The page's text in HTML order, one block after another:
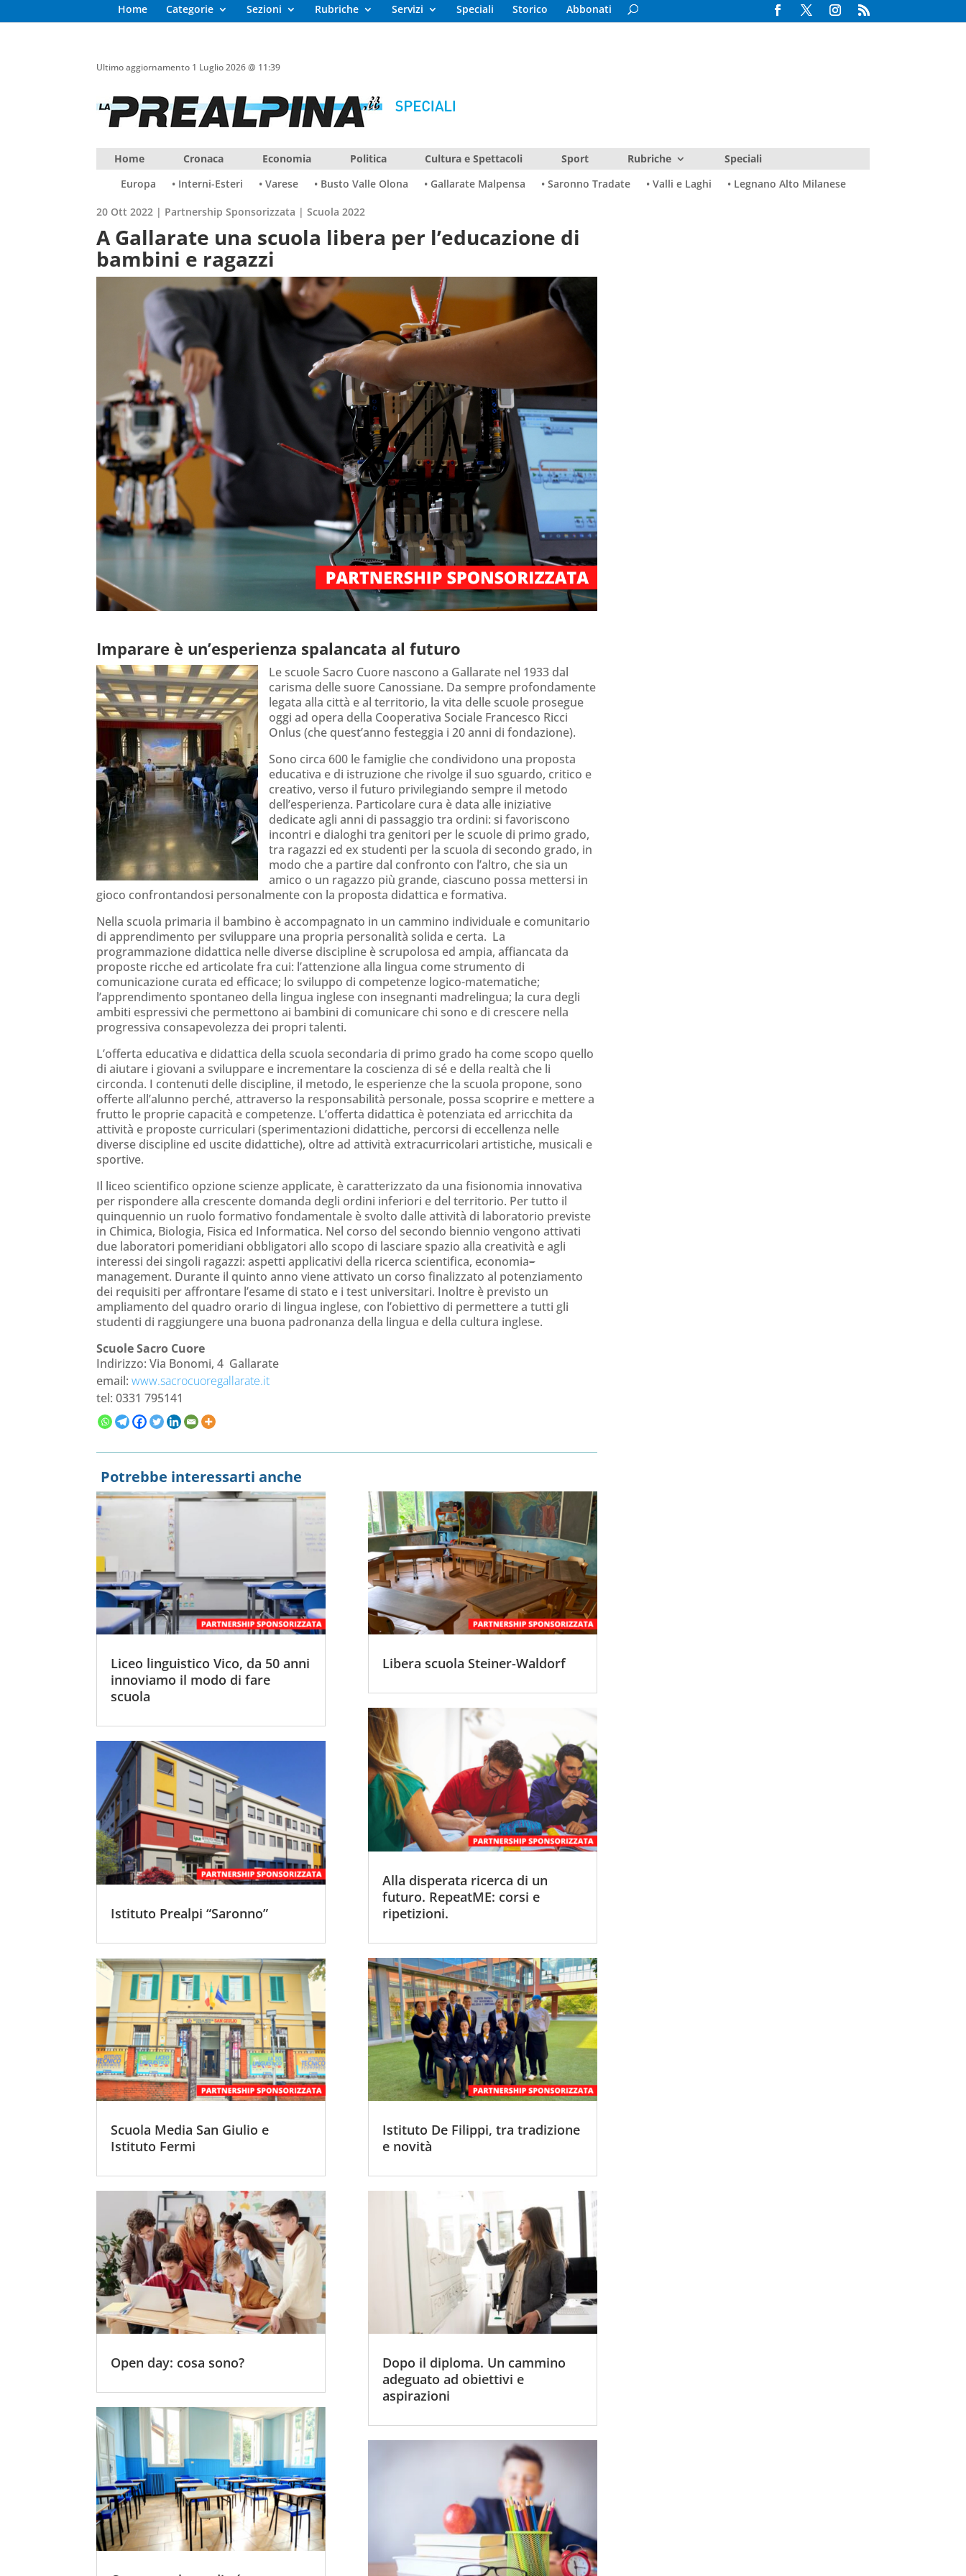
Home Categorie Sezioni Rubriche Servizi Speciali Storico Abbonati
Ultimo aggiornamento 1 Luglio 2026 @ 11:39
Home Cronaca Economia Politica Cultura e Spettacoli Sport Rubriche
Speciali
Europa
• Interni-Esteri • Varese • Busto Valle Olona • Gallarate Malpensa • Saronno Tradate • Valli e Laghi • Legnano Alto Milanese
20 Ott 2022 | Partnership Sponsorizzata | Scuola 2022
A Gallarate una scuola libera per l’educazione di
bambini e ragazzi
Imparare è un’esperienza spalancata al futuro
Le scuole Sacro Cuore nascono a Gallarate nel 1933 dal
carisma delle suore Canossiane. Da sempre profondamente
legata alla città e al territorio, la vita delle scuole prosegue
oggi ad opera della Cooperativa Sociale Francesco Ricci
Onlus (che quest’anno festeggia i 20 anni di fondazione).
Sono circa 600 le famiglie che condividono una proposta
educativa e di istruzione che rivolge il suo sguardo, critico e
creativo, verso il futuro privilegiando sempre il metodo
dell’esperienza. Particolare cura è data alle iniziative
dedicate agli anni di passaggio tra ordini: si favoriscono
incontri e dialoghi tra genitori per le scuole di primo grado,
tra ragazzi ed ex studenti per la scuola di secondo grado, in
modo che a partire dal confronto con l’altro, che sia un
amico o un ragazzo più grande, ciascuno possa mettersi in
gioco confrontandosi personalmente con la proposta didattica e formativa.
Nella scuola primaria il bambino è accompagnato in un cammino individuale e comunitario
di apprendimento per sviluppare una propria personalità solida e certa. La
programmazione didattica nelle diverse discipline è scrupolosa ed ampia, affiancata da
proposte ricche ed articolate fra cui: l’attenzione alla lingua come strumento di
comunicazione curata ed efficace; lo sviluppo di competenze logico-matematiche;
l’apprendimento spontaneo della lingua inglese con insegnanti madrelingua; la cura degli
ambiti espressivi che permettono ai bambini di comunicare chi sono e di crescere nella
progressiva consapevolezza dei propri talenti.
L’offerta educativa e didattica della scuola secondaria di primo grado ha come scopo quello
di aiutare i giovani a sviluppare e incrementare la coscienza di sé e della realtà che li
circonda. I contenuti delle discipline, il metodo, le esperienze che la scuola propone, sono
offerte all’alunno perché, attraverso la responsabilità personale, possa scoprire e mettere a
frutto le proprie capacità e competenze. L’offerta didattica è potenziata ed arricchita da
attività e proposte curriculari (sperimentazioni didattiche, percorsi di eccellenza nelle
diverse discipline ed uscite didattiche), oltre ad attività extracurricolari artistiche, musicali e
sportive.
Il liceo scientifico opzione scienze applicate, è caratterizzato da una fisionomia innovativa
per rispondere alla crescente domanda degli ordini inferiori e del territorio. Per tutto il
quinquennio un ruolo formativo fondamentale è svolto dalle attività di laboratorio previste
in Chimica, Biologia, Fisica ed Informatica. Nel corso del secondo biennio vengono attivati
due laboratori pomeridiani obbligatori allo scopo di lasciare spazio alla creatività e agli
interessi dei singoli ragazzi: aspetti applicativi della ricerca scientifica, economia–
management. Durante il quinto anno viene attivato un corso finalizzato al potenziamento
dei requisiti per affrontare l’esame di stato e i test universitari. Inoltre è previsto un
ampliamento del quadro orario di lingua inglese, con l’obiettivo di permettere a tutti gli
studenti di raggiungere una buona padronanza della lingua e della cultura inglese.
Scuole Sacro Cuore
Indirizzo: Via Bonomi, 4 Gallarate
email:www.sacrocuoregallarate.it
tel: 0331 795141
Potrebbe interessarti anche
Liceo linguistico Vico, da 50 anni
innoviamo il modo di fare
scuola
Istituto Prealpi “Saronno”
Scuola Media San Giulio e
Istituto Fermi
Open day: cosa sono?
Libera scuola Steiner-Waldorf
Alla disperata ricerca di un
futuro. RepeatME: corsi e
ripetizioni.
Istituto De Filippi, tra tradizione
e novità
Dopo il diploma. Un cammino
adeguato ad obiettivi e
aspirazioni